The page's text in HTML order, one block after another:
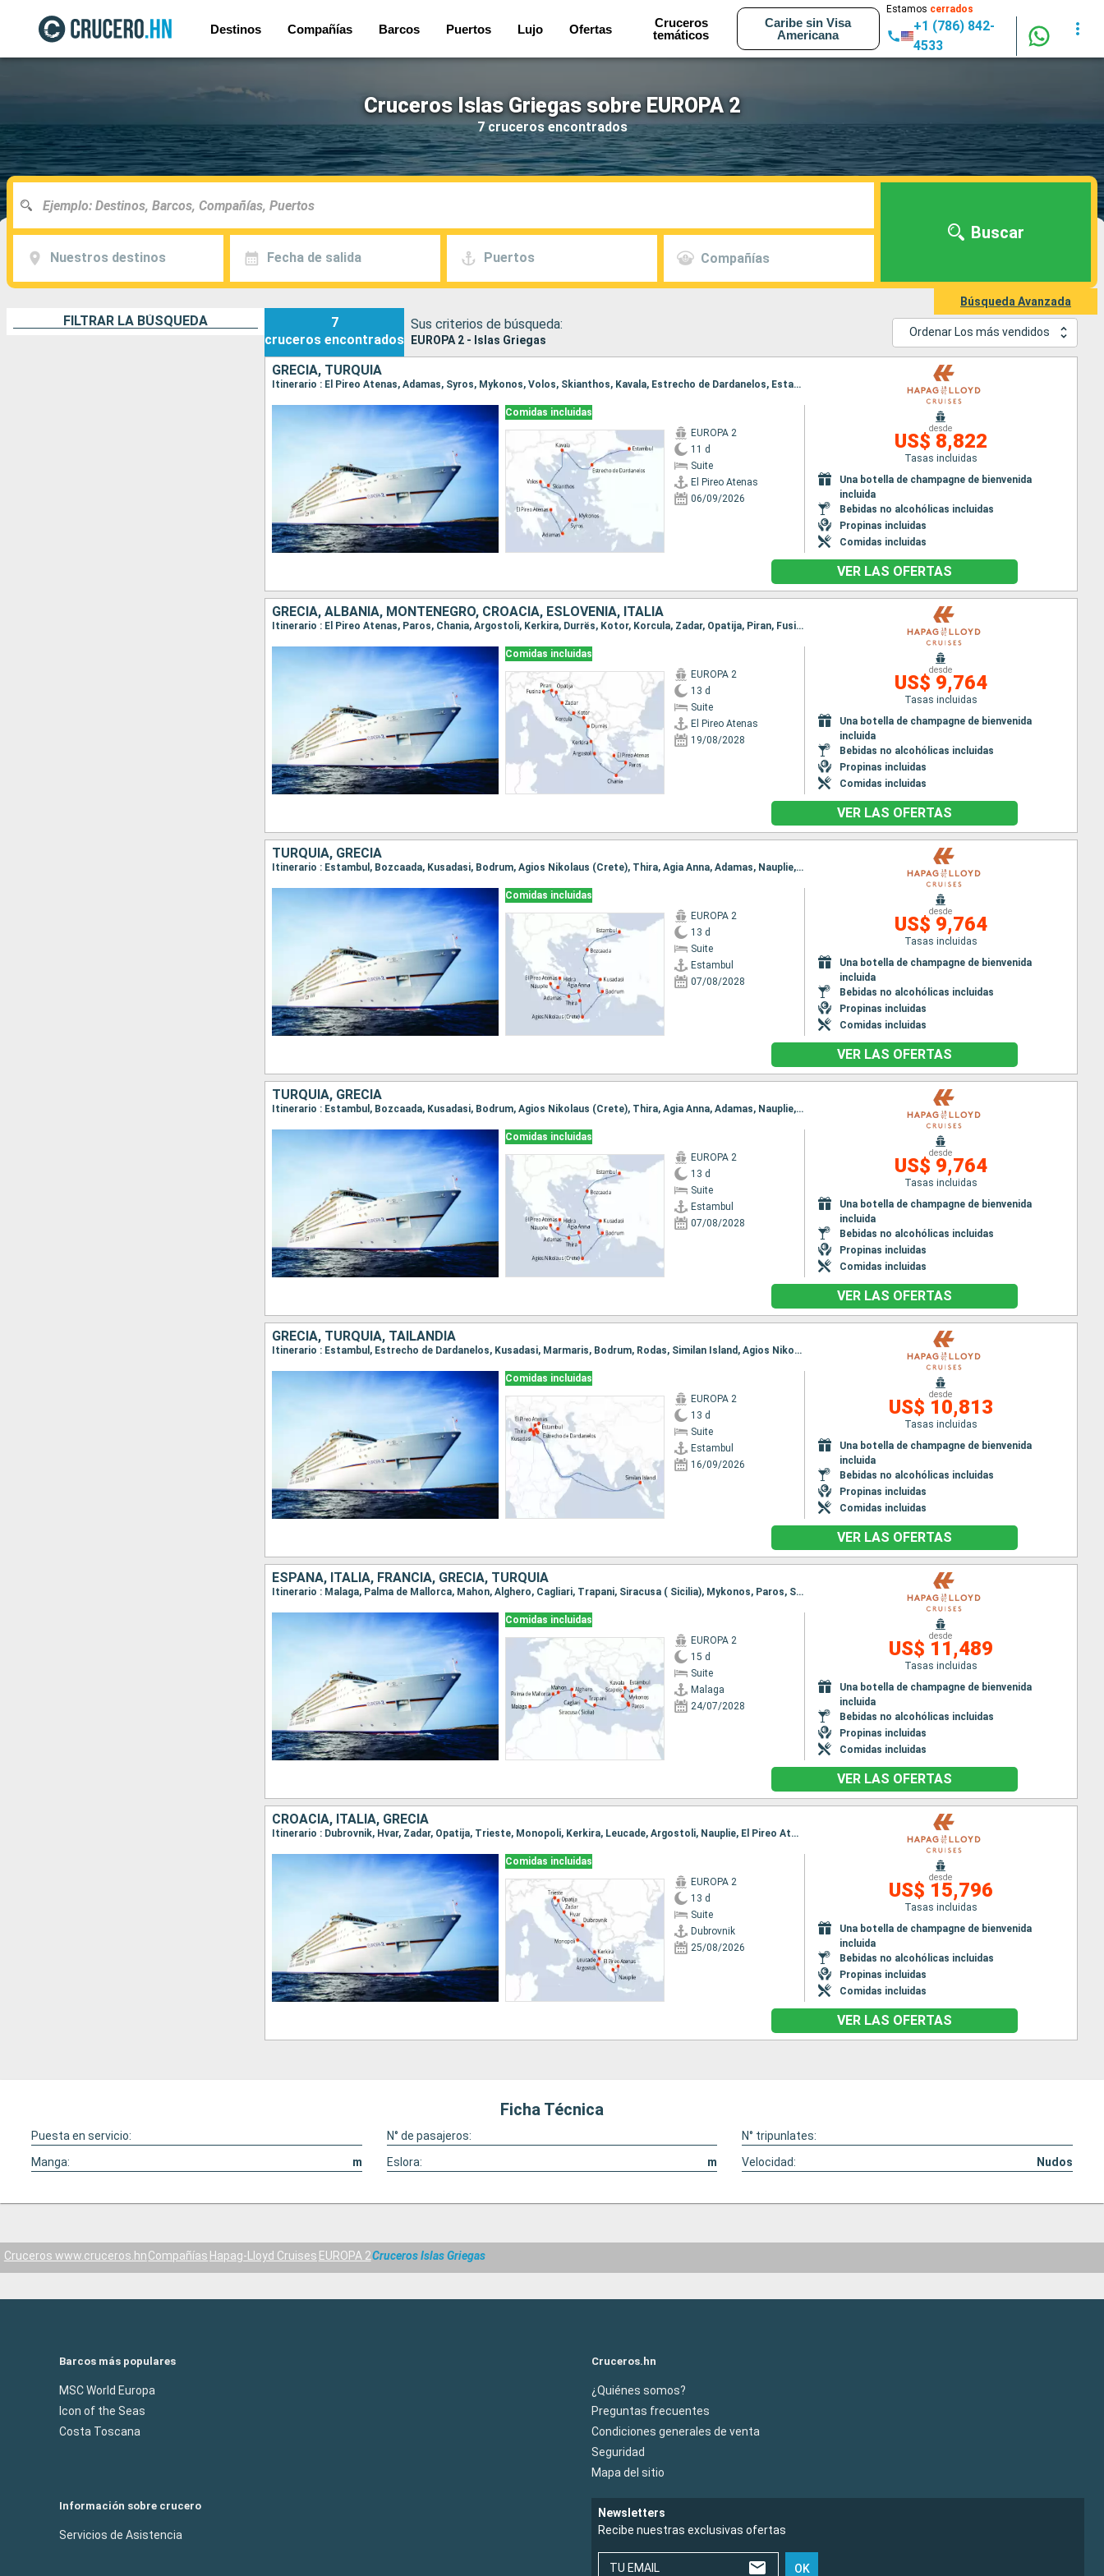
Destinos Compañías Barcos Puertos Lujo Ofertas
Cruceros
temáticos
Caribe sin Visa
Americana
Estamos cerrados
+1 (786) 842-
4533
Cruceros Islas Griegas sobre EUROPA 2
7 cruceros encontrados
Nuestros destinos Fecha de salida Puertos Compañías
Buscar
Búsqueda Avanzada
FILTRAR LA BÚSQUEDA
7
cruceros encontrados
Sus criterios de búsqueda:
EUROPA 2 - Islas Griegas
Ordenar Los más vendidos
GRECIA, TURQUÍA
Itinerario : El Pireo Atenas, Adamas, Syros, Mykonos, Volos, Skianthos, Kavala, Estrecho de Dardanelos, Estambul
Comidas incluidas
EUROPA 2
11 d
Suite
El Pireo Atenas
06/09/2026
desde
US$ 8,822
Tasas incluidas
Una botella de champagne de bienvenida
incluida
Bebidas no alcohólicas incluidas
Propinas incluidas
Comidas incluidas
VER LAS OFERTAS
GRECIA, ALBANIA, MONTENEGRO, CROACIA, ESLOVENIA, ITALIA
Itinerario : El Pireo Atenas, Paros, Chania, Argostoli, Kerkira, Durrës, Kotor, Korcula, Zadar, Opatija, Piran, Fusina
Comidas incluidas
EUROPA 2
13 d
Suite
El Pireo Atenas
19/08/2028
desde
US$ 9,764
Tasas incluidas
Una botella de champagne de bienvenida
incluida
Bebidas no alcohólicas incluidas
Propinas incluidas
Comidas incluidas
VER LAS OFERTAS
TURQUÍA, GRECIA
Itinerario : Estambul, Bozcaada, Kusadasi, Bodrum, Agios Nikolaus (Crete), Thira, Agia Anna, Adamas, Nauplie, Hidra, El Pireo Atenas
Comidas incluidas
EUROPA 2
13 d
Suite
Estambul
07/08/2028
desde
US$ 9,764
Tasas incluidas
Una botella de champagne de bienvenida
incluida
Bebidas no alcohólicas incluidas
Propinas incluidas
Comidas incluidas
VER LAS OFERTAS
TURQUÍA, GRECIA
Itinerario : Estambul, Bozcaada, Kusadasi, Bodrum, Agios Nikolaus (Crete), Thira, Agia Anna, Adamas, Nauplie, Hidra, El Pireo Atenas
Comidas incluidas
EUROPA 2
13 d
Suite
Estambul
07/08/2028
desde
US$ 9,764
Tasas incluidas
Una botella de champagne de bienvenida
incluida
Bebidas no alcohólicas incluidas
Propinas incluidas
Comidas incluidas
VER LAS OFERTAS
GRECIA, TURQUÍA, TAILANDIA
Itinerario : Estambul, Estrecho de Dardanelos, Kusadasi, Marmaris, Bodrum, Rodas, Similan Island, Agios Nikolaus (Crete), Thira, Naxos, Nauplie, El Pireo Atenas
Comidas incluidas
EUROPA 2
13 d
Suite
Estambul
16/09/2026
desde
US$ 10,813
Tasas incluidas
Una botella de champagne de bienvenida
incluida
Bebidas no alcohólicas incluidas
Propinas incluidas
Comidas incluidas
VER LAS OFERTAS
ESPAÑA, ITALIA, FRANCIA, GRECIA, TURQUÍA
Itinerario : Malaga, Palma de Mallorca, Mahon, Alghero, Cagliari, Trapani, Siracusa ( Sicilia), Mykonos, Paros, Scapelo, Kavala, Estrecho de Dardanelos, Estambul
Comidas incluidas
EUROPA 2
15 d
Suite
Malaga
24/07/2028
desde
US$ 11,489
Tasas incluidas
Una botella de champagne de bienvenida
incluida
Bebidas no alcohólicas incluidas
Propinas incluidas
Comidas incluidas
VER LAS OFERTAS
CROACIA, ITALIA, GRECIA
Itinerario : Dubrovnik, Hvar, Zadar, Opatija, Trieste, Monopoli, Kerkira, Leucade, Argostoli, Nauplie, El Pireo Atenas
Comidas incluidas
EUROPA 2
13 d
Suite
Dubrovnik
25/08/2026
desde
US$ 15,796
Tasas incluidas
Una botella de champagne de bienvenida
incluida
Bebidas no alcohólicas incluidas
Propinas incluidas
Comidas incluidas
VER LAS OFERTAS
Ficha Técnica
Puesta en servicio: N° de pasajeros:
N° tripunlates:
Manga:
m Eslora: m Velocidad: Nudos
Cruceros www.cruceros.hnCompañías Hapag-Lloyd Cruises EUROPA 2Cruceros Islas Griegas
Barcos más populares
MSC World Europa
Icon of the Seas
Costa Toscana
Cruceros.hn
¿Quiénes somos?
Preguntas frecuentes
Condiciones generales de venta
Seguridad
Mapa del sitio
Información sobre crucero
Servicios de Asistencia
Newsletters
Recibe nuestras exclusivas ofertas
TU EMAIL OK